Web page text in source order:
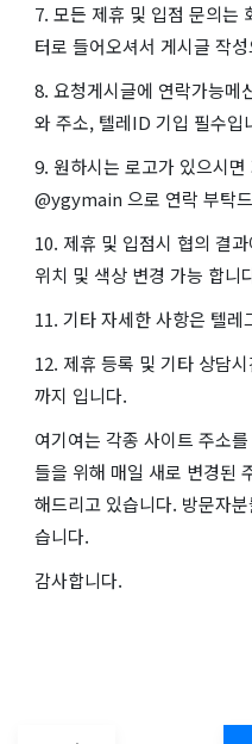
7. 모든 제휴 및 입점 문의는
터로 들어오셔서 게시글 작
8. 요청게시글에 연락가능메
와 주소, 텔레ID 기입 필수입
9. 원하시는 로고가 있으시
@ygymain 으로 연락 부탁
10. 제휴 및 입점시 협의 결
위치 및 색상 변경 가능 합니
11. 기타 자세한 사항은 텔
12. 제휴 등록 및 기타 상담
까지 입니다.
여기여는 각종 사이트 주소
들을 위해 매일 새로 변경된
해드리고 있습니다. 방문자
습니다.
감사합니다.